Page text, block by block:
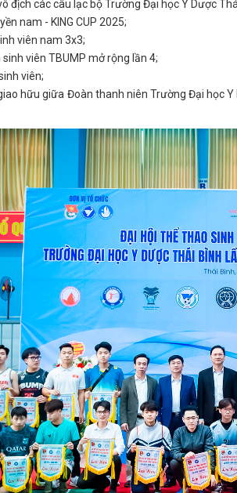
địch các câu lạc bộ Trường Đại học Y Dược
nam - KING CUP 2025;
viên nam 3x3;
sinh viên TBUMP mở rộng lần 4;
viên;
hữu giữa Đoàn thanh niên Trường Đại học